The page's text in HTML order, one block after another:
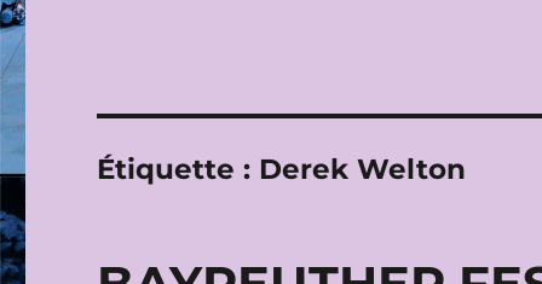
Étiquette : Derek Welton